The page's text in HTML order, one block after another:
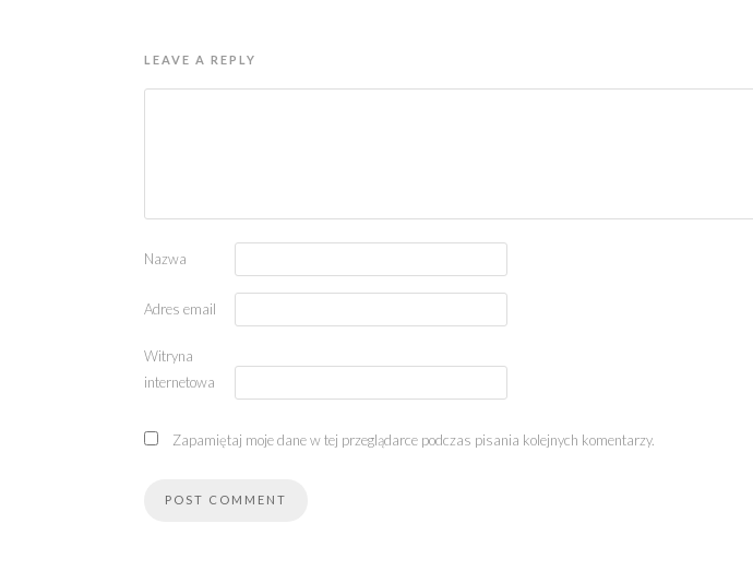
LEAVE A REPLY
Nazwa
Adres email
Witryna
internetowa
Zapamiętaj moje dane w tej przeglądarce podczas pisania kolejnych komentarzy.